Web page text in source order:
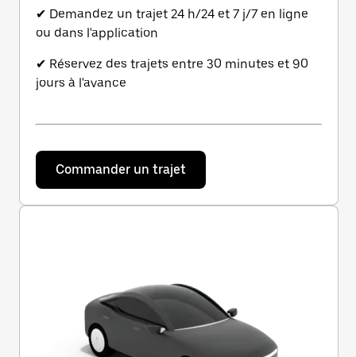
✔ Demandez un trajet 24 h/24 et 7 j/7 en ligne
ou dans l'application
✔ Réservez des trajets entre 30 minutes et 90
jours à l'avance
Commander un trajet